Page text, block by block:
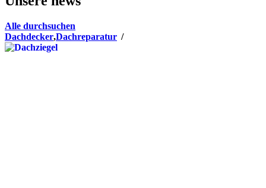
Alle durchsuchen
Dachdecker,Dachreparatur /